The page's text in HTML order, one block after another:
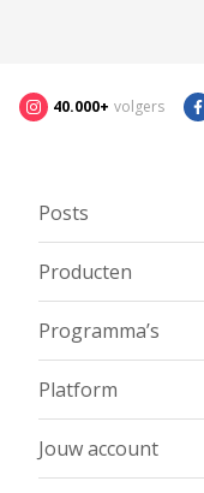
40.000+ volgers
Posts
Producten
Programma’s
Platform
Jouw account